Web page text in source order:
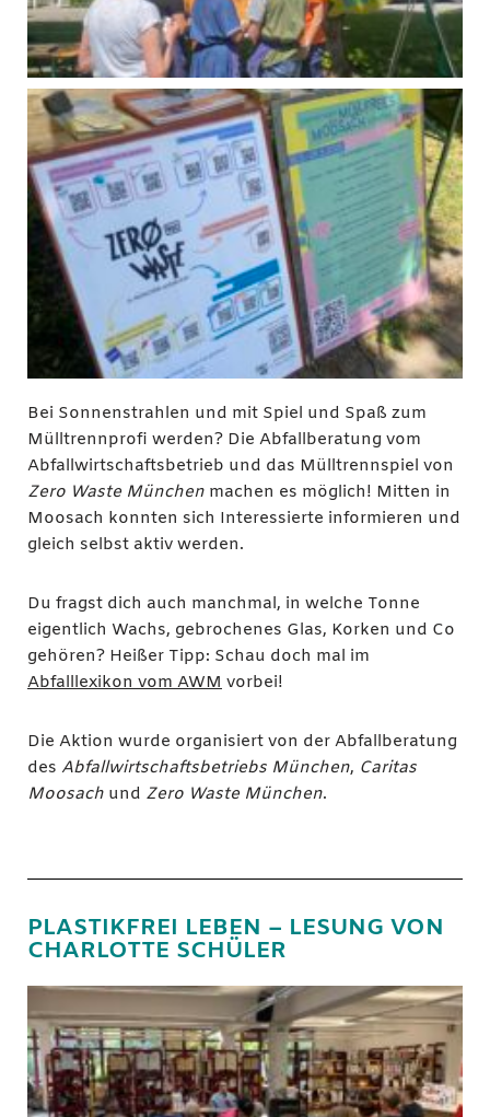
Bei Sonnenstrahlen und mit Spiel und Spaß zum
Mülltrennprofi werden? Die Abfallberatung vom
Abfallwirtschaftsbetrieb und das Mülltrennspiel von
Zero Waste München machen es möglich! Mitten in
Moosach konnten sich Interessierte informieren und
gleich selbst aktiv werden.
Du fragst dich auch manchmal, in welche Tonne
eigentlich Wachs, gebrochenes Glas, Korken und Co
gehören? Heißer Tipp: Schau doch mal im
Abfalllexikon vom AWM vorbei!
Die Aktion wurde organisiert von der Abfallberatung
des Abfallwirtschaftsbetriebs München, Caritas
Moosach und Zero Waste München.
PLASTIKFREI LEBEN – LESUNG VON
CHARLOTTE SCHÜLER